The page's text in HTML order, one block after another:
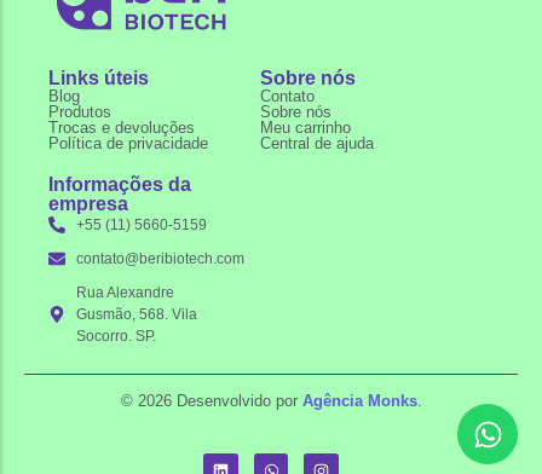
Links úteis
Blog
Produtos
Trocas e devoluções
Política de privacidade
Sobre nós
Contato
Sobre nós
Meu carrinho
Central de ajuda
Informações da
empresa
+55 (11) 5660-5159
contato@beribiotech.com
Rua Alexandre
Gusmão, 568. Vila
Socorro. SP.
© 2026 Desenvolvido por Agência Monks.